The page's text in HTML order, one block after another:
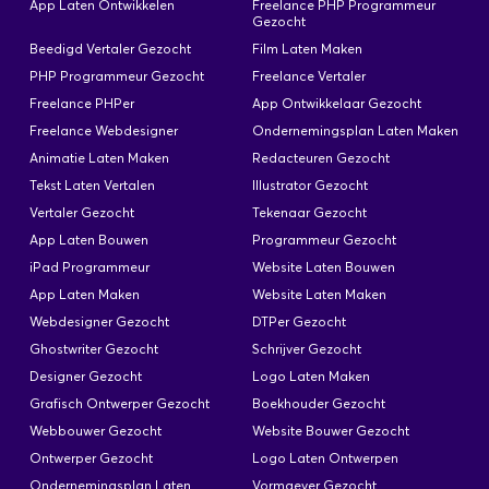
vormgever, zijn we op zoek naar een ervaren
grafisch vormgever. We verwachten dat een inzet
van ongeveer 2 dagen per week voldoende is om
verantwoordelijkheden zullen onder andere
bestaan uit: Het up-to-date houden van al ons
digitaal materiaal Het creëren van nieuw
grafisch…
Vormgeven van een affiche
Geplaatst: 1 Apr
Voor het vormgeven van een affiche op basis van
App Laten Ontwikkelen
Freelance PHP Programmeur
Gezocht
Beedigd Vertaler Gezocht
Film Laten Maken
PHP Programmeur Gezocht
Freelance Vertaler
Freelance PHPer
App Ontwikkelaar Gezocht
Freelance Webdesigner
Ondernemingsplan Laten Maken
Animatie Laten Maken
Redacteuren Gezocht
Tekst Laten Vertalen
Illustrator Gezocht
Vertaler Gezocht
Tekenaar Gezocht
App Laten Bouwen
Programmeur Gezocht
iPad Programmeur
Website Laten Bouwen
App Laten Maken
Website Laten Maken
Webdesigner Gezocht
DTPer Gezocht
Ghostwriter Gezocht
Schrijver Gezocht
Designer Gezocht
Logo Laten Maken
Grafisch Ontwerper Gezocht
Boekhouder Gezocht
Webbouwer Gezocht
Website Bouwer Gezocht
Ontwerper Gezocht
Logo Laten Ontwerpen
Ondernemingsplan Laten
Vormgever Gezocht